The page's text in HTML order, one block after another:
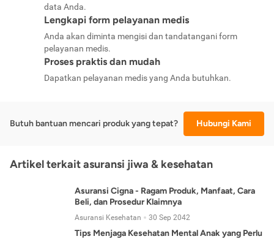
data Anda.
Lengkapi form pelayanan medis
Anda akan diminta mengisi dan tandatangani form
pelayanan medis.
Proses praktis dan mudah
Dapatkan pelayanan medis yang Anda butuhkan.
Butuh bantuan mencari produk yang tepat? Hubungi Kami
Artikel terkait asuransi jiwa & kesehatan
Asuransi Cigna - Ragam Produk, Manfaat, Cara
Beli, dan Prosedur Klaimnya
Asuransi Kesehatan 30 Sep 2042
Tips Menjaga Kesehatan Mental Anak yang Perlu